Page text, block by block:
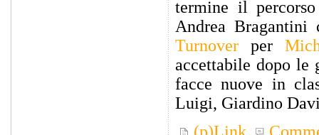
termine il
Andrea
Turnover per
accettabile dopo le
facce nuove in
Luigi, Giardino